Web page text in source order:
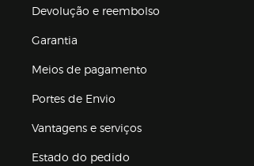
Devolução e reembolso
Garantia
Meios de pagamento
Portes de Envio
Vantagens e serviços
Estado do pedido